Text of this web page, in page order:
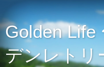
Golden Life
デンレトリ